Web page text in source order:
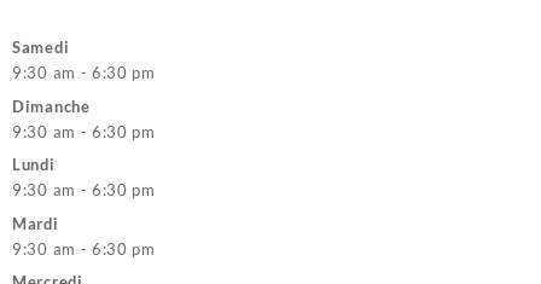
Samedi
9:30 am - 6:30 pm
Dimanche
9:30 am - 6:30 pm
Lundi
9:30 am - 6:30 pm
Mardi
9:30 am - 6:30 pm